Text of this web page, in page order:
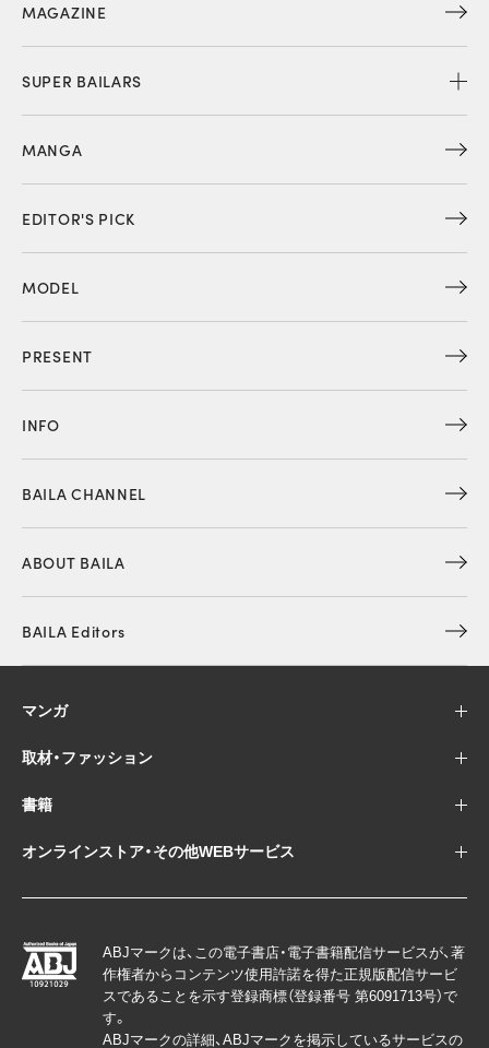
MAGAZINE
SUPER BAILARS
MANGA
EDITOR'S PICK
MODEL
PRESENT
INFO
BAILA CHANNEL
ABOUT BAILA
BAILA Editors
マンガ
取材・ファッション
書籍
オンラインストア・その他WEBサービス
ABJマークは、この電子書店・電子書籍配信サービスが、著
作権者からコンテンツ使用許諾を得た正規版配信サービ
スであることを示す登録商標（登録番号 第6091713号）で
す。
ABJマークの詳細、ABJマークを掲示しているサービスの